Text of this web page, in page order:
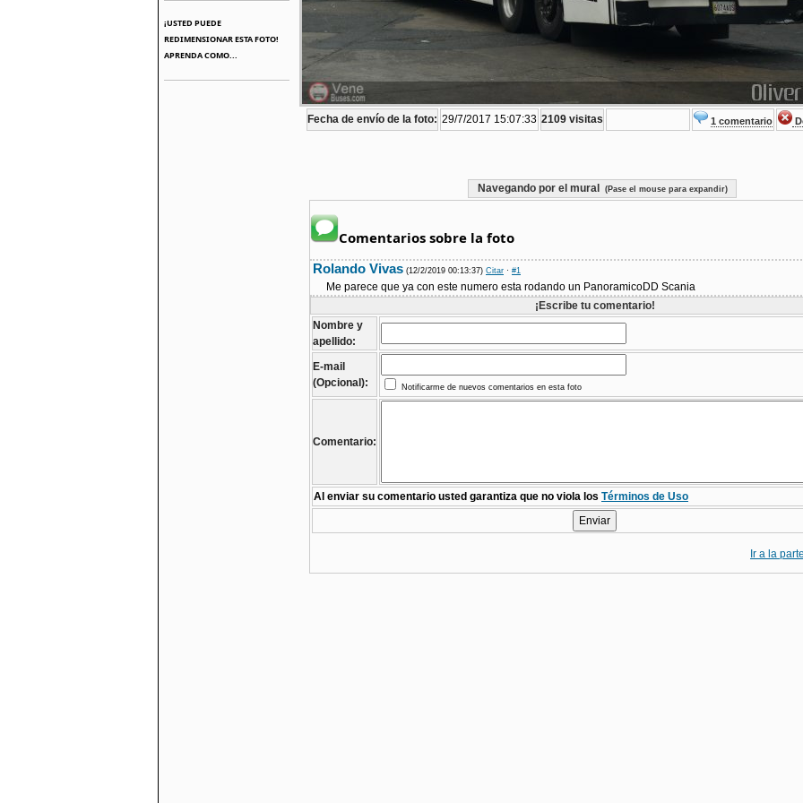
¡USTED PUEDE
REDIMENSIONAR ESTA FOTO!
APRENDA COMO...
Fecha de envío de la foto: 29/7/2017 15:07:33 2109 visitas 1 comentario
Navegando por el mural (Pase el mouse para expandir)
Comentarios sobre la foto
Rolando Vivas (12/2/2019 00:13:37) Citar · #1
Me parece que ya con este numero esta rodando un PanoramicoDD Scania
¡Escribe tu comentario!
Nombre y
apellido:
E-mail
(Opcional):
Notificarme de nuevos comentarios en esta foto
Comentario:
Al enviar su comentario usted garantiza que no viola los Términos de Uso
Ir a la